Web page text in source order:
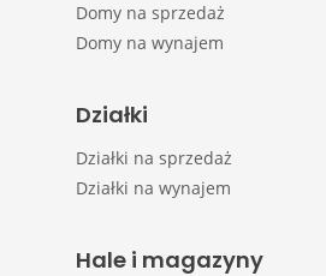
Domy na sprzedaż
Domy na wynajem
Działki
Działki na sprzedaż
Działki na wynajem
Hale i magazyny